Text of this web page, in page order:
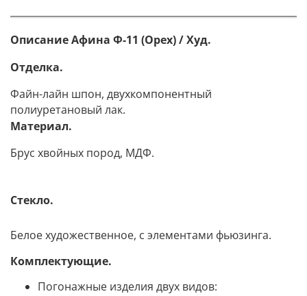
Описание Афина Ф-11 (Орех) / Худ.
Отделка.
Файн-лайн шпон, двухкомпонентный
полиуретановый лак.
Материал.
Брус хвойных пород, МДФ.
Стекло.
Белое художественное, с элементами фьюзинга.
Комплектующие.
Погонажные изделия двух видов: